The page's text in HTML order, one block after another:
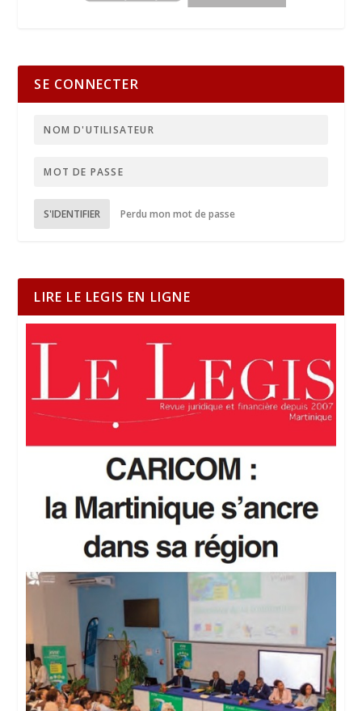
SE CONNECTER
S'IDENTIFIER Perdu mon mot de passe
LIRE LE LEGIS EN LIGNE